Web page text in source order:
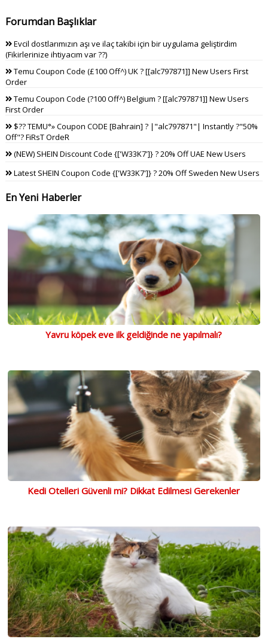
Forumdan Başlıklar
Evcil dostlarımızın aşı ve ilaç takibi için bir uygulama geliştirdim
(Fikirlerinize ihtiyacım var ??)
Temu Coupon Code (£100 Off^) UK ? [[alc797871]] New Users First
Order
Temu Coupon Code (?100 Off^) Belgium ? [[alc797871]] New Users
First Order
$?? TEMU°» Coupon CODE [Bahrain] ? |"alc797871"| Instantly ?"50%
Off"? FiRsT OrdeR
(NEW) SHEIN Discount Code {['W33K7']} ? 20% Off UAE New Users
Latest SHEIN Coupon Code {['W33K7']} ? 20% Off Sweden New Users
En Yeni Haberler
Yavru köpek eve ilk geldiğinde ne yapılmalı?
Kedi Otelleri Güvenli mi? Dikkat Edilmesi Gerekenler